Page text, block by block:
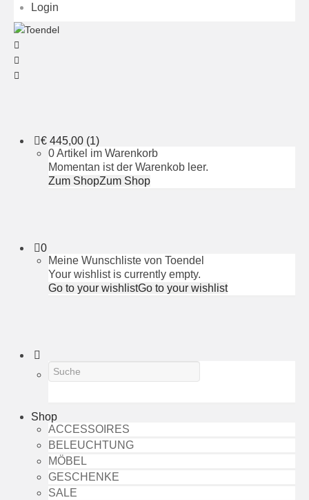
Login
€ 445,00 (1)
0 Artikel im Warenkorb
Momentan ist der Warenkob leer.
Zum ShopZum Shop
0
Meine Wunschliste von Toendel
Your wishlist is currently empty.
Go to your wishlistGo to your wishlist
Shop
ACCESSOIRES
BELEUCHTUNG
MÖBEL
GESCHENKE
SALE